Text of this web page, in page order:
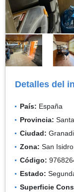
Detalles del
País: España
Provincia:
Ciudad:
Zona: San Isidro
Código:
Estado:
Superficie